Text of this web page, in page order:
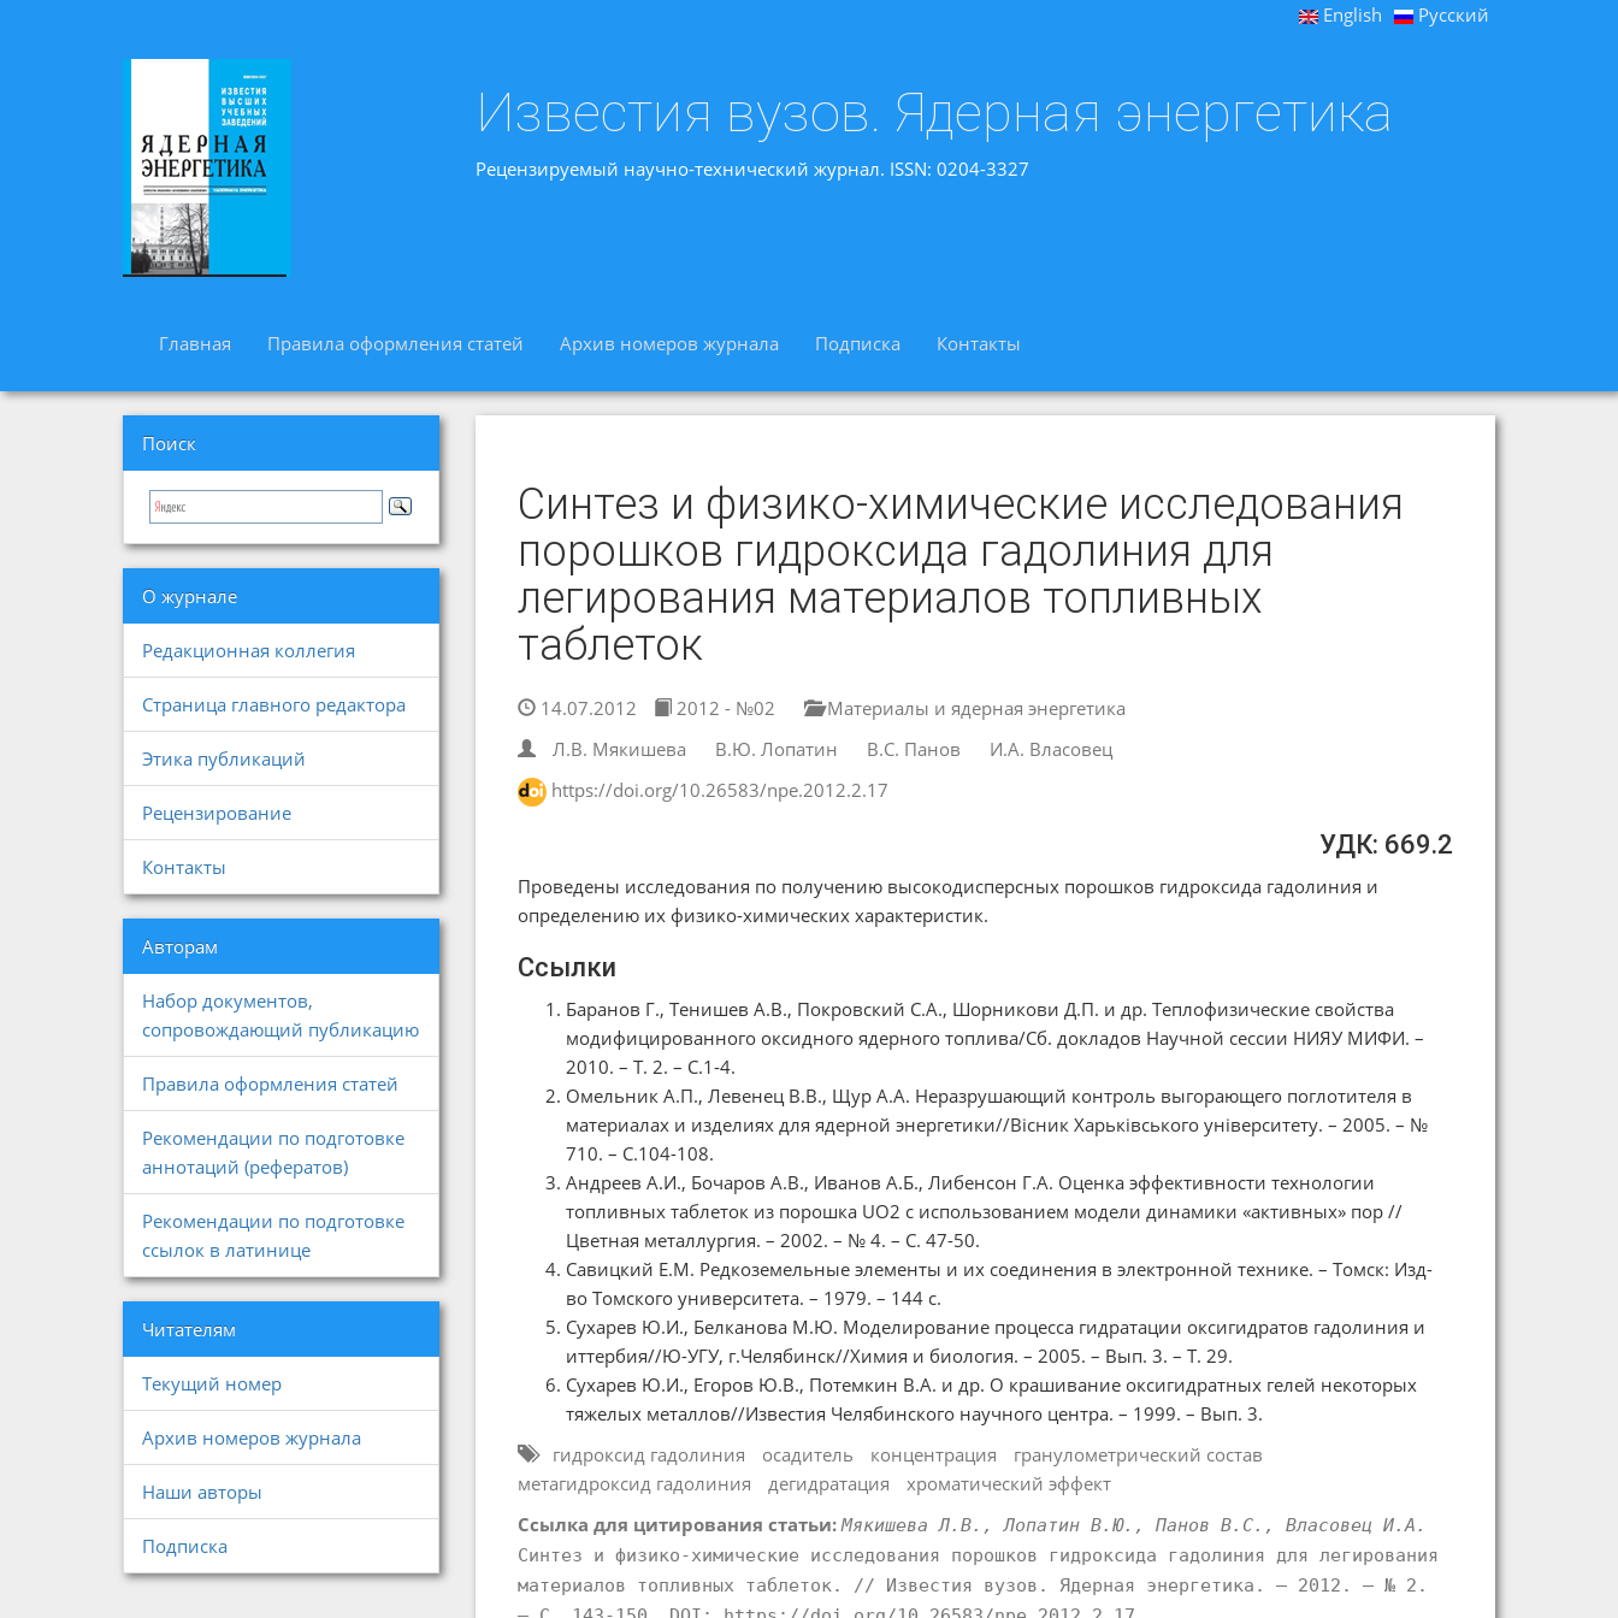
English Русский
Известия вузов. Ядерная энергетика
Рецензируемый научно-технический журнал. ISSN: 0204-3327
Главная Правила оформления статей Архив номеров журнала Подписка Контакты
Поиск
О журнале
Редакционная коллегия
Страница главного редактора
Этика публикаций
Рецензирование
Контакты
Авторам
Набор документов,
сопровождающий публикацию
Правила оформления статей
Рекомендации по подготовке
аннотаций (рефератов)
Рекомендации по подготовке
ссылок в латинице
Читателям
Текущий номер
Архив номеров журнала
Наши авторы
Подписка
Синтез и физико-химические исследования
порошков гидроксида гадолиния для
легирования материалов топливных
таблеток
14.07.2012 2012 - №02
Материалы и ядерная энергетика
Л.В. Мякишева
В.Ю. Лопатин В.С. Панов
И.А. Власовец
https://doi.org/10.26583/npe.2012.2.17
УДК: 669.2
Проведены исследования по получению высокодисперсных порошков гидроксида гадолиния и
определению их физико-химических характеристик.
Ссылки
Баранов Г., Тенишев А.В., Покровский С.А., Шорникови Д.П. и др. Теплофизические свойства
модифицированного оксидного ядерного топлива/Сб. докладов Научной сессии НИЯУ МИФИ. –
2010. – Т. 2. – С.1-4.
Омельник А.П., Левенец В.В., Щур А.А. Неразрушающий контроль выгорающего поглотителя в
материалах и изделиях для ядерной энергетики//Вiсник Харькiвського унiверситету. – 2005. – №
710. – С.104-108.
Андреев А.И., Бочаров А.В., Иванов А.Б., Либенсон Г.А. Оценка эффективности технологии
топливных таблеток из порошка UO2 с использованием модели динамики «активных» пор //
Цветная металлургия. – 2002. – № 4. – С. 47-50.
Савицкий Е.М. Редкоземельные элементы и их соединения в электронной технике. – Томск: Изд-
во Томского университета. – 1979. – 144 с.
Сухарев Ю.И., Белканова М.Ю. Моделирование процесса гидратации оксигидратов гадолиния и
иттербия//Ю-УГУ, г.Челябинск//Химия и биология. – 2005. – Вып. 3. – Т. 29.
Сухарев Ю.И., Егоров Ю.В., Потемкин В.А. и др. О крашивание оксигидратных гелей некоторых
тяжелых металлов//Известия Челябинского научного центра. – 1999. – Вып. 3.
гидроксид гадолиния
осадитель концентрация
гранулометрический состав
метагидроксид гадолиния
дегидратация
хроматический эффект
Ссылка для цитирования статьи: Мякишева Л.В., Лопатин В.Ю., Панов В.С., Власовец И.А.
Синтез и физико-химические исследования порошков гидроксида гадолиния для легирования
материалов топливных таблеток. // Известия вузов. Ядерная энергетика. – 2012. – № 2.